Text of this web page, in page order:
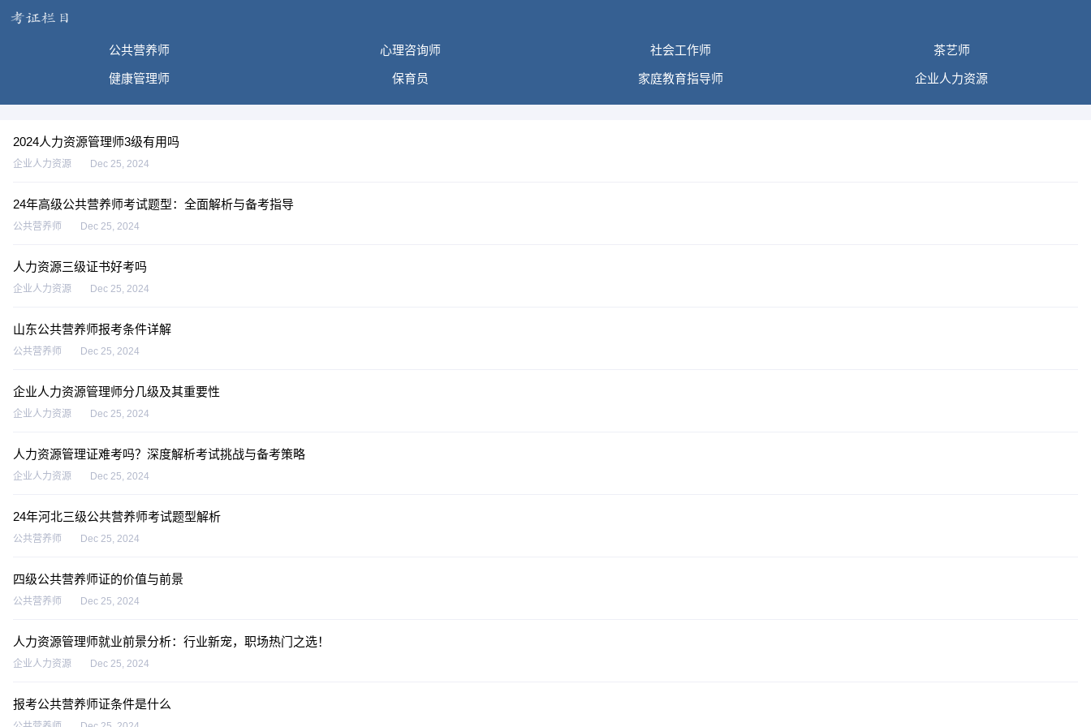
公共营养师 心理咨询师 社会工作师 茶艺师
健康管理师 保育员 家庭教育指导师 企业人力资源
2024人力资源管理师3级有用吗
企业人力资源 Dec 25, 2024
24年高级公共营养师考试题型：全面解析与备考指导
公共营养师 Dec 25, 2024
人力资源三级证书好考吗
企业人力资源 Dec 25, 2024
山东公共营养师报考条件详解
公共营养师 Dec 25, 2024
企业人力资源管理师分几级及其重要性
企业人力资源 Dec 25, 2024
人力资源管理证难考吗？深度解析考试挑战与备考策略
企业人力资源 Dec 25, 2024
24年河北三级公共营养师考试题型解析
公共营养师 Dec 25, 2024
四级公共营养师证的价值与前景
公共营养师 Dec 25, 2024
人力资源管理师就业前景分析：行业新宠，职场热门之选！
企业人力资源 Dec 25, 2024
报考公共营养师证条件是什么